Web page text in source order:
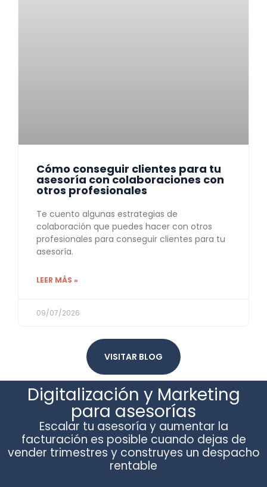
Cómo conseguir clientes para tu
asesoría con colaboraciones con
otros profesionales
Te cuento algunas estrategias de
colaboración que puedes hacer con otros
profesionales para conseguir clientes para tu
asesoría.
LEER MÁS »
09/07/2026
VISITAR BLOG
Digitalización y Marketing
para asesorías
Escalar tu asesoría y aumentar la
facturación es posible cuando dejas de
vender trimestres y construyes un despacho
rentable